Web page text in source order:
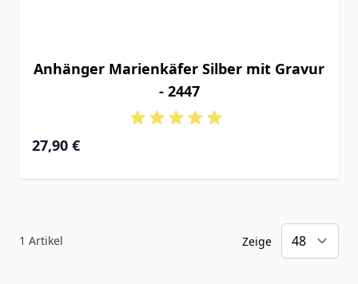
Anhänger Marienkäfer Silber mit Gravur
- 2447
27,90 €
1 Artikel Zeige